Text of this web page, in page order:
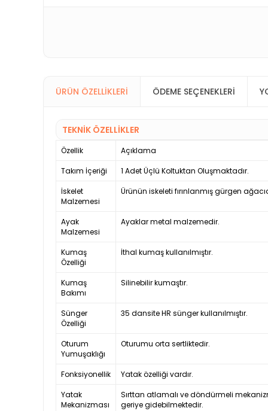
ÜRÜN ÖZELLIKLERI ÖDEME SEÇENEKLERI
TEKNİK ÖZELLİKLER
Özellik
Açıklama
Takım İçeriği
1 Adet Üçlü Koltuktan Oluşmaktadır.
İskelet
Malzemesi
Ürünün iskeleti fırınlanmış gürgen
Ayak
Malzemesi
Ayaklar metal malzemedir.
Kumaş
Özelliği
İthal kumaş kullanılmıştır.
Kumaş
Bakımı
Silinebilir kumaştır.
Sünger
Özelliği
35 dansite HR sünger kullanılmıştır.
Oturum
Yumuşaklığı
Oturumu orta sertliktedir.
Fonksiyonellik
Yatak özelliği vardır.
Yatak
Mekanizması
Sırttan atlamalı ve döndürmeli
geriye gidebilmektedir.